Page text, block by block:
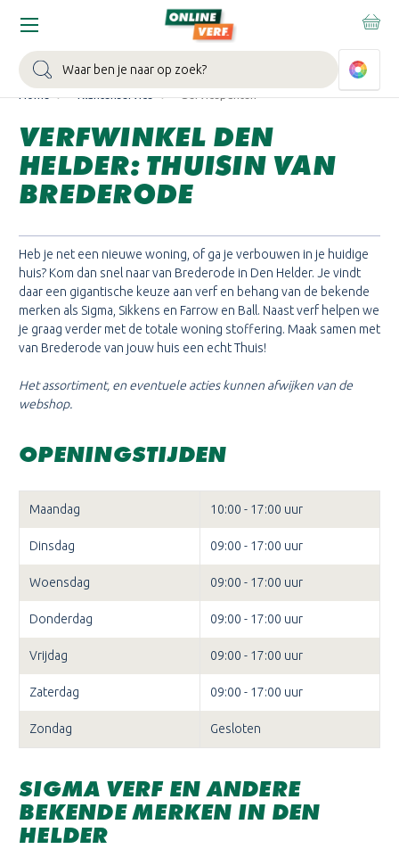
Zoeken
WIN EEN BALLONVAART:Bij besteding vanaf €100,- aan Sikkens
muurverf en/of lak.
Bekijk actie >
Home Klantenservice Servicepunten
VERFWINKEL DEN
HELDER: THUISIN VAN
BREDERODE
Heb je net een nieuwe woning, of ga je verbouwen in je huidige
huis? Kom dan snel naar van Brederode in Den Helder. Je vindt
daar een gigantische keuze aan verf en behang van de bekende
merken als Sigma, Sikkens en Farrow en Ball. Naast verf helpen we
je graag verder met de totale woning stoffering. Maak samen met
van Brederode van jouw huis een echt Thuis!
Het assortiment, en eventuele acties kunnen afwijken van de
webshop.
OPENINGSTIJDEN
Maandag 10:00 - 17:00 uur
Dinsdag 09:00 - 17:00 uur
Woensdag 09:00 - 17:00 uur
Donderdag 09:00 - 17:00 uur
Vrijdag 09:00 - 17:00 uur
Zaterdag 09:00 - 17:00 uur
Zondag Gesloten
SIGMA VERF EN ANDERE
BEKENDE MERKEN IN DEN
HELDER